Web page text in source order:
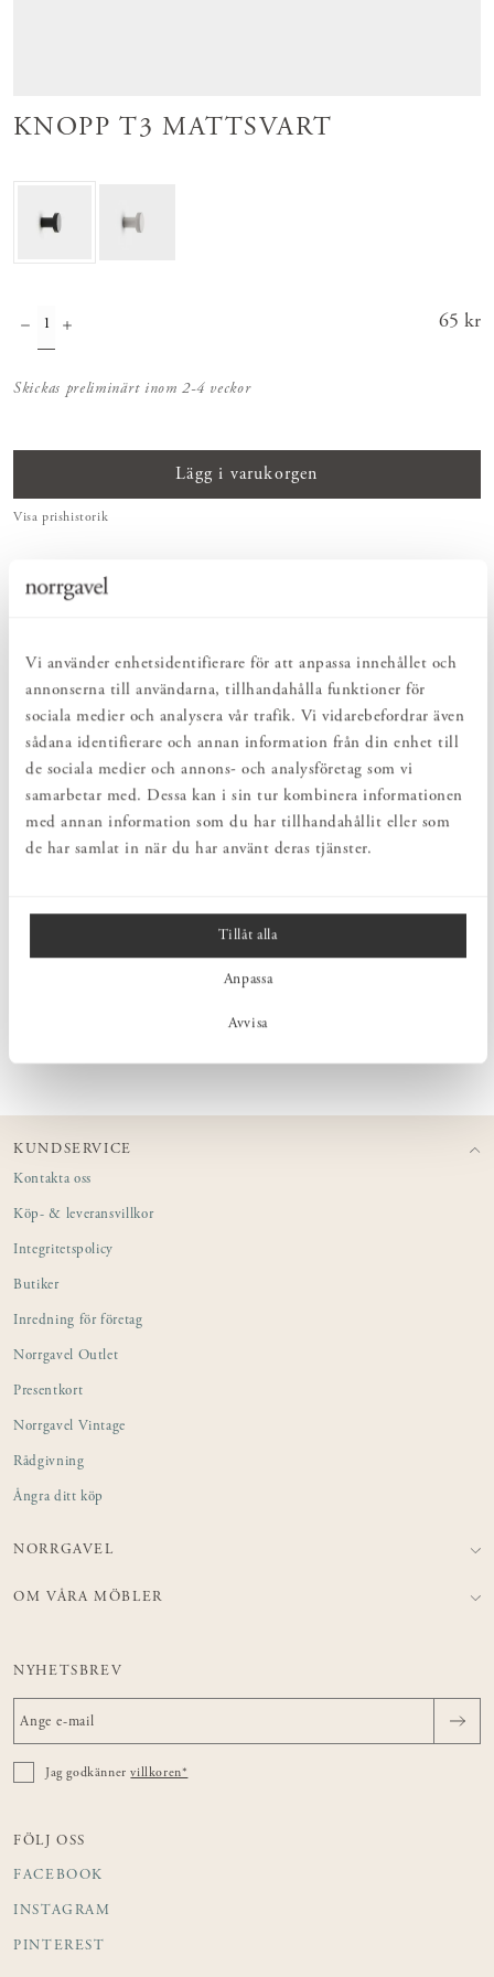
Vi använder enhetsidentifierare för att anpassa innehållet och
annonserna till användarna, tillhandahålla funktioner för
sociala medier och analysera vår trafik. Vi vidarebefordrar även
sådana identifierare och annan information från din enhet till
de sociala medier och annons- och analysföretag som vi
samarbetar med. Dessa kan i sin tur kombinera informationen
med annan information som du har tillhandahållit eller som
de har samlat in när du har använt deras tjänster.
Tillåt alla
Anpassa
Avvisa
KNOPP T3 MATTSVART
Pris:
65 kr
Skickas preliminärt inom 2-4 veckor
Lägg i varukorgen
Visa prishistorik
ENKELT & UTSÖKT
Hos oss hittar du ett kurerat sortiment av inredning som gör vardagslivet
Bruksföremål och inredningsdetaljer som genomgående är tillverkade av
hållbara naturmaterial.
HARMONISK HELHET
Inredningsdetaljer som kompletterar möblerna och skapar en harmonisk
helhetsupplevelse.
PRODUKTBESKRIVNING
Knopp från Norrgavel med matt svart yta. Förändra enkelt dina
KUNDSERVICE
Kontakta oss
Köp- & leveransvillkor
Integritetspolicy
Butiker
Inredning för företag
Norrgavel Outlet
Presentkort
Norrgavel Vintage
Rådgivning
Ångra ditt köp
NORRGAVEL
OM VÅRA MÖBLER
NYHETSBREV
Jag godkännervillkoren*
FÖLJ OSS
FACEBOOK
INSTAGRAM
PINTEREST